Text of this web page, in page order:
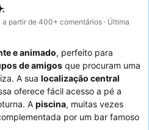
partir de 400+ comentários · Última
e animado, perfeito para
de amigos que procuram uma
A sua localização central
oferece fácil acesso a pé a
A piscina, muitas vezes
por um bar famoso